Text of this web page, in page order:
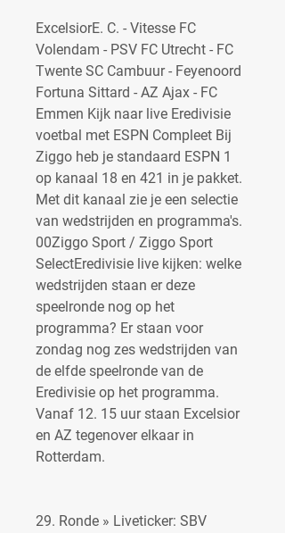
ExcelsiorE. C. - Vitesse FC
Volendam - PSV FC Utrecht - FC
Twente SC Cambuur - Feyenoord
Fortuna Sittard - AZ Ajax - FC
Emmen Kijk naar live Eredivisie
voetbal met ESPN Compleet Bij
Ziggo heb je standaard ESPN 1
op kanaal 18 en 421 in je pakket.
Met dit kanaal zie je een selectie
van wedstrijden en programma's.
00Ziggo Sport / Ziggo Sport
SelectEredivisie live kijken: welke
wedstrijden staan er deze
speelronde nog op het
programma? Er staan voor
zondag nog zes wedstrijden van
de elfde speelronde van de
Eredivisie op het programma.
Vanaf 12. 15 uur staan Excelsior
en AZ tegenover elkaar in
Rotterdam.
29. Ronde » Liveticker: SBV